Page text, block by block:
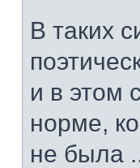
В таких
и в этом
норме,
не была